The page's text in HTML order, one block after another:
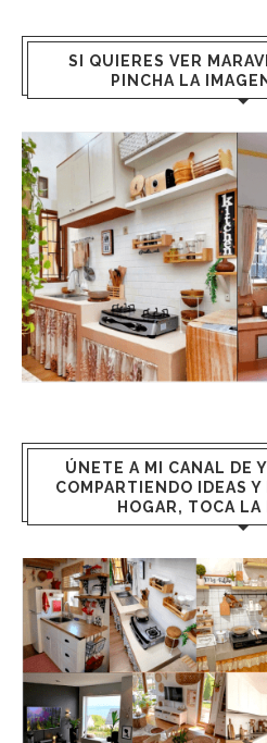
SI QUIERES VER
PINCHA LA
ÚNETE A MI CANAL DE
COMPARTIENDO IDEAS
HOGAR, TOCA LA